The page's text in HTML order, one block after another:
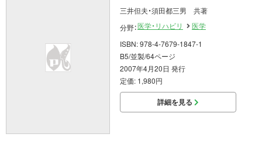
三井但夫・須田都三男 共著
分野：医学・リハビリ
医学
ISBN: 978-4-7679-1847-1
B5/並製/64ページ
2007年4月20日 発行
定価: 1,980円
詳細を見る